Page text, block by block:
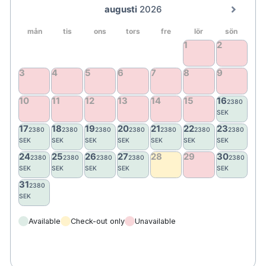
Kuddmeny- flera typer av kuddar att välja
Mindre skrivbord
Värdeskåp
Inomhus- och utomhus gym
SPA (ingår endast i spapaket
Samtliga
spapaket har 15-årsgräns. Under sommaren
och utvalda dagar på skollov är Art Garden
Spa öppet för barn kl. 08.00–14.00, kontakta
hotellet direkt för information kring barn på
Bagageförvaring
Available Check-out only Unavailable